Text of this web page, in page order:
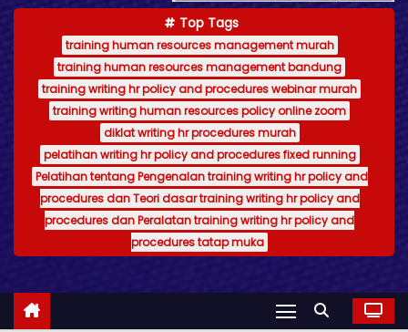
Top Tags
training human resources management murah
training human resources management bandung
training writing hr policy and procedures webinar murah
training writing human resources policy online zoom
diklat writing hr procedures murah
pelatihan writing hr policy and procedures fixed running
Pelatihan tentang Pengenalan training writing hr policy and
procedures dan Teori dasar training writing hr policy and
procedures dan Peralatan training writing hr policy and
procedures tatap muka